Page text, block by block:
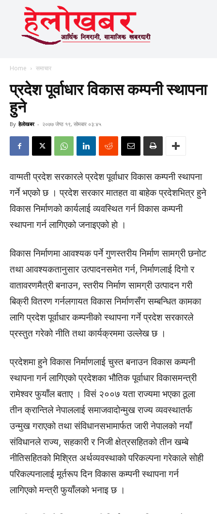
Home समाचार
प्रदेश पूर्वाधार विकास कम्पनी स्थापना
हुने
By हेलाेखबर - २०७७ जेष्ठ १९, सोमबार ०३:४५
वाग्मती प्रदेश सरकारले प्रदेश पूर्वाधार विकास कम्पनी स्थापना
गर्ने भएको छ । प्रदेश सरकार मातहत वा बाहेक प्रदेशभित्र हुने
विकास निर्माणको कार्यलाई व्यवस्थित गर्न विकास कम्पनी
स्थापना गर्न लागिएको जनाइएको हाे ।
विकास निर्माणमा आवश्यक पर्ने गुणस्तरीय निर्माण सामग्री छनोट
तथा आवश्यकतानुसार उत्पादनसमेत गर्न, निर्माणलाई दिगो र
वातावरणमैत्री बनाउन, स्तरीय निर्माण सामग्री उत्पादन गरी
बिक्री वितरण गर्नलगायत विकास निर्माणसँग सम्बन्धित कामका
लागि प्रदेश पूर्वाधार कम्पनीको स्थापना गर्ने प्रदेश सरकारले
प्रस्तुत गरेको नीति तथा कार्यक्रममा उल्लेख छ ।
प्रदेशमा हुने विकास निर्माणलाई चुस्त बनाउन विकास कम्पनी
स्थापना गर्न लागिएको प्रदेशका भौतिक पूर्वाधार विकासमन्त्री
रामेश्वर फुयाँल बताए । विसं २००७ यता राज्यमा भएका ठूला
तीन क्रान्तिले नेपाललाई समाजवादोन्मुख राज्य व्यवस्थातर्फ
उन्मुख गराएको तथा संविधानसभामार्फत जारी नेपालको नयाँ
संविधानले राज्य, सहकारी र निजी क्षेत्रसहितको तीन खम्बे
नीतिसहितको मिश्रित अर्थव्यवस्थाको परिकल्पना गरेकाले सोही
परिकल्पनालाई मूर्तरूप दिन विकास कम्पनी स्थापना गर्न
लागिएको मन्त्री फुयाँलको भनाइ छ ।